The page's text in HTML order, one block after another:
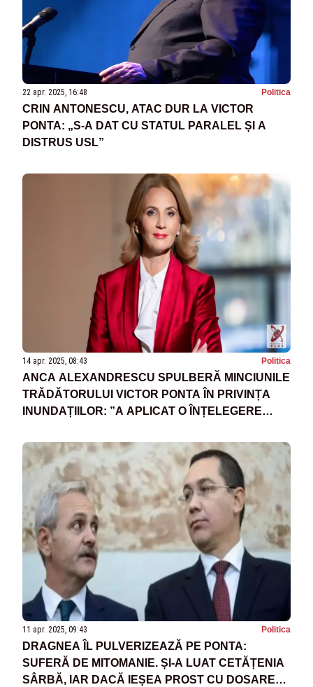
22 apr. 2025, 16:48 Politica
CRIN ANTONESCU, ATAC DUR LA VICTOR
PONTA: „S-A DAT CU STATUL PARALEL ȘI A
DISTRUS USL”
14 apr. 2025, 08:43 Politica
ANCA ALEXANDRESCU SPULBERĂ MINCIUNILE
TRĂDĂTORULUI VICTOR PONTA ÎN PRIVINȚA
INUNDAȚIILOR: ”A APLICAT O ÎNȚELEGERE
11 apr. 2025, 09:43 Politica
DRAGNEA ÎL PULVERIZEAZĂ PE PONTA:
SUFERĂ DE MITOMANIE. ȘI-A LUAT CETĂȚENIA
SÂRBĂ, IAR DACĂ IEȘEA PROST CU DOSARELE